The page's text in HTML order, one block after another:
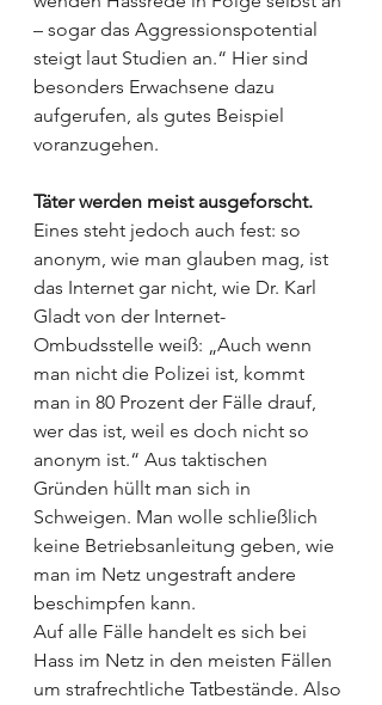
– sogar das Aggressionspotential
steigt laut Studien an.“ Hier sind
besonders Erwachsene dazu
aufgerufen, als gutes Beispiel
voranzugehen.
Täter werden meist ausgeforscht.
Eines steht jedoch auch fest: so
anonym, wie man glauben mag, ist
das Internet gar nicht, wie Dr. Karl
Gladt von der Internet-
Ombudsstelle weiß: „Auch wenn
man nicht die Polizei ist, kommt
man in 80 Prozent der Fälle drauf,
wer das ist, weil es doch nicht so
anonym ist.“ Aus taktischen
Gründen hüllt man sich in
Schweigen. Man wolle schließlich
keine Betriebsanleitung geben, wie
man im Netz ungestraft andere
beschimpfen kann.
Auf alle Fälle handelt es sich bei
Hass im Netz in den meisten Fällen
um strafrechtliche Tatbestände. Also